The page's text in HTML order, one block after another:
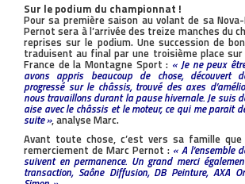
Sur le podium du championnat !
Pour sa première saison au volant de sa
Pernot sera à l’arrivée des treize manches du
reprises sur le podium. Une succession de
traduisent au final par une troisième place sur
France de la Montagne Sport : « Je ne peux
avons appris beaucoup de chose, découvert
progressé sur le châssis, trouvé des axes
nous travaillons durant la pause hivernale. Je suis
aise avec le châssis et le moteur, ce qui me parait
suite », analyse Marc.
Avant toute chose, c’est vers sa famille
remerciement de Marc Pernot : « A l’ensemble
suivent en permanence. Un grand merci
transaction, Saône Diffusion, DB Peinture, AXA